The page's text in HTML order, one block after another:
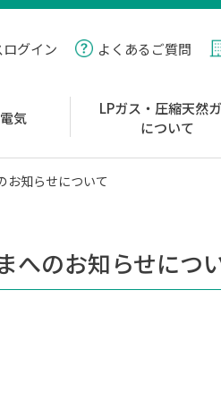
ログイン よくあるご質問
気
LPガス・圧縮天然
について
お知らせについて
へのお知らせにつ